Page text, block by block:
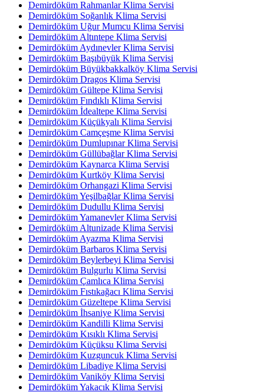
Demirdöküm Rahmanlar Klima Servisi
Demirdöküm Soğanlık Klima Servisi
Demirdöküm Uğur Mumcu Klima Servisi
Demirdöküm Altıntepe Klima Servisi
Demirdöküm Aydınevler Klima Servisi
Demirdöküm Başıbüyük Klima Servisi
Demirdöküm Büyükbakkalköy Klima Servisi
Demirdöküm Dragos Klima Servisi
Demirdöküm Gültepe Klima Servisi
Demirdöküm Fındıklı Klima Servisi
Demirdöküm İdealtepe Klima Servisi
Demirdöküm Küçükyalı Klima Servisi
Demirdöküm Camçeşme Klima Servisi
Demirdöküm Dumlupınar Klima Servisi
Demirdöküm Güllübağlar Klima Servisi
Demirdöküm Kaynarca Klima Servisi
Demirdöküm Kurtköy Klima Servisi
Demirdöküm Orhangazi Klima Servisi
Demirdöküm Yeşilbağlar Klima Servisi
Demirdöküm Dudullu Klima Servisi
Demirdöküm Yamanevler Klima Servisi
Demirdöküm Altunizade Klima Servisi
Demirdöküm Ayazma Klima Servisi
Demirdöküm Barbaros Klima Servisi
Demirdöküm Beylerbeyi Klima Servisi
Demirdöküm Bulgurlu Klima Servisi
Demirdöküm Çamlıca Klima Servisi
Demirdöküm Fıstıkağacı Klima Servisi
Demirdöküm Güzeltepe Klima Servisi
Demirdöküm İhsaniye Klima Servisi
Demirdöküm Kandilli Klima Servisi
Demirdöküm Kısıklı Klima Servisi
Demirdöküm Küçüksu Klima Servisi
Demirdöküm Kuzguncuk Klima Servisi
Demirdöküm Libadiye Klima Servisi
Demirdöküm Vaniköy Klima Servisi
Demirdöküm Yakacık Klima Servisi